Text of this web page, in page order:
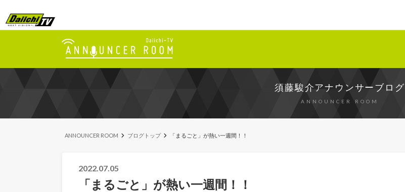
須藤駿介アナウンサーブログ
ANNOUNCER ROOM
ANNOUNCER ROOM ブログトップ 「まるごと」が熱い一週間！！
2022.07.05
「まるごと」が熱い一週間！！